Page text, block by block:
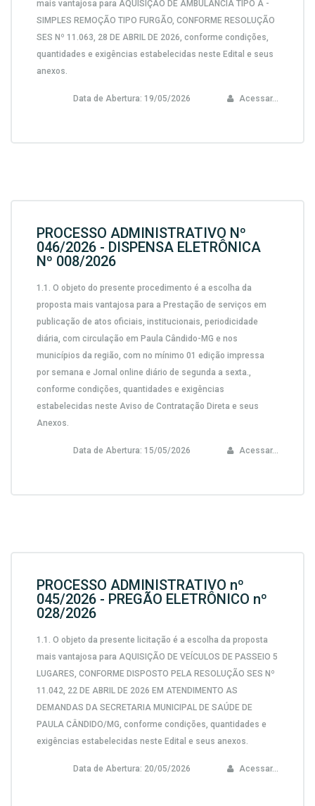
mais vantajosa para AQUISIÇÃO DE AMBULÂNCIA TIPO A -
SIMPLES REMOÇÃO TIPO FURGÃO, CONFORME RESOLUÇÃO
SES Nº 11.063, 28 DE ABRIL DE 2026, conforme condições,
quantidades e exigências estabelecidas neste Edital e seus
anexos.
Data de Abertura: 19/05/2026 Acessar...
PROCESSO ADMINISTRATIVO Nº
046/2026 - DISPENSA ELETRÔNICA
Nº 008/2026
1.1. O objeto do presente procedimento é a escolha da
proposta mais vantajosa para a Prestação de serviços em
publicação de atos oficiais, institucionais, periodicidade
diária, com circulação em Paula Cândido-MG e nos
municípios da região, com no mínimo 01 edição impressa
por semana e Jornal online diário de segunda a sexta.,
conforme condições, quantidades e exigências
estabelecidas neste Aviso de Contratação Direta e seus
Anexos.
Data de Abertura: 15/05/2026 Acessar...
PROCESSO ADMINISTRATIVO nº
045/2026 - PREGÃO ELETRÔNICO nº
028/2026
1.1. O objeto da presente licitação é a escolha da proposta
mais vantajosa para AQUISIÇÃO DE VEÍCULOS DE PASSEIO 5
LUGARES, CONFORME DISPOSTO PELA RESOLUÇÃO SES Nº
11.042, 22 DE ABRIL DE 2026 EM ATENDIMENTO AS
DEMANDAS DA SECRETARIA MUNICIPAL DE SAÚDE DE
PAULA CÂNDIDO/MG, conforme condições, quantidades e
exigências estabelecidas neste Edital e seus anexos.
Data de Abertura: 20/05/2026 Acessar...